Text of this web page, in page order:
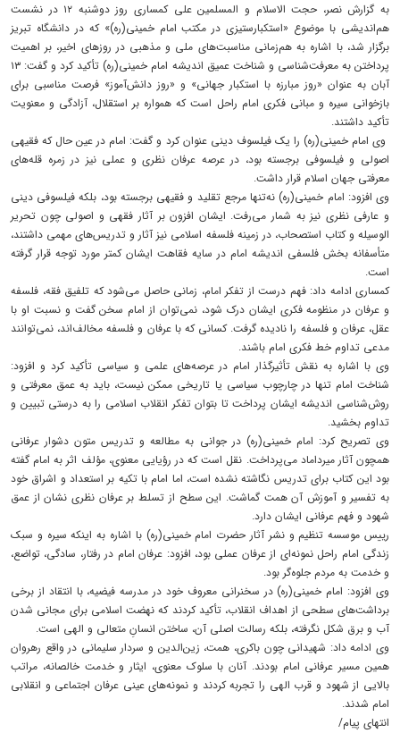
به گزارش نصر، حجت الاسلام و المسلمین علی کمساری روز دوشنبه ۱۲ در نشست
هم‌اندیشی با موضوع «استکبارستیزی در مکتب امام خمینی(ره)» که در دانشگاه تبریز
برگزار شد، با اشاره به هم‌زمانی مناسبت‌های ملی و مذهبی در روزهای اخیر، بر اهمیت
پرداختن به معرفت‌شناسی و شناخت عمیق اندیشه امام خمینی(ره) تأکید کرد و گفت: ۱۳
آبان به عنوان «روز مبارزه با استکبار جهانی» و «روز دانش‌آموز» فرصت مناسبی برای
بازخوانی سیره و مبانی فکری امام راحل است که همواره بر استقلال، آزادگی و معنویت
تأکید داشتند.
وی امام خمینی(ره) را یک فیلسوف دینی عنوان کرد و گفت: امام در عین حال که فقیهی
اصولی و فیلسوفی برجسته بود، در عرصه عرفان نظری و عملی نیز در زمره قله‌های
معرفتی جهان اسلام قرار داشت.
وی افزود: امام خمینی(ره) نه‌تنها مرجع تقلید و فقیهی برجسته بود، بلکه فیلسوفی دینی
و عارفی نظری نیز به شمار می‌رفت. ایشان افزون بر آثار فقهی و اصولی چون تحریر
الوسیله و کتاب استصحاب، در زمینه فلسفه اسلامی نیز آثار و تدریس‌های مهمی داشتند،
متأسفانه بخش فلسفی اندیشه امام در سایه فقاهت ایشان کمتر مورد توجه قرار گرفته
است.
کمساری ادامه داد: فهم درست از تفکر امام، زمانی حاصل می‌شود که تلفیق فقه، فلسفه
و عرفان در منظومه فکری ایشان درک شود، نمی‌توان از امام سخن گفت و نسبت او با
عقل، عرفان و فلسفه را نادیده گرفت. کسانی که با عرفان و فلسفه مخالف‌اند، نمی‌توانند
مدعی تداوم خط فکری امام باشند.
وی با اشاره به نقش تأثیرگذار امام در عرصه‌های علمی و سیاسی تأکید کرد و افزود:
شناخت امام تنها در چارچوب سیاسی یا تاریخی ممکن نیست، باید به عمق معرفتی و
روش‌شناسی اندیشه ایشان پرداخت تا بتوان تفکر انقلاب اسلامی را به درستی تبیین و
تداوم بخشید.
وی تصریح کرد: امام خمینی(ره) در جوانی به مطالعه و تدریس متون دشوار عرفانی
همچون آثار میرداماد می‌پرداخت. نقل است که در رؤیایی معنوی، مؤلف اثر به امام گفته
بود این کتاب برای تدریس نگاشته نشده است، اما امام با تکیه بر استعداد و اشراق خود
به تفسیر و آموزش آن همت گماشت. این سطح از تسلط بر عرفان نظری نشان از عمق
شهود و فهم عرفانی ایشان دارد.
رییس موسسه تنظیم و نشر آثار حضرت امام خمینی(ره) با اشاره به اینکه سیره و سبک
زندگی امام راحل نمونه‌ای از عرفان عملی بود، افزود: عرفان امام در رفتار، سادگی، تواضع،
و خدمت به مردم جلوه‌گر بود.
وی افزود: امام خمینی(ره) در سخنرانی معروف خود در مدرسه فیضیه، با انتقاد از برخی
برداشت‌های سطحی از اهداف انقلاب، تأکید کردند که نهضت اسلامی برای مجانی شدن
آب و برق شکل نگرفته، بلکه رسالت اصلی آن، ساختن انسانِ متعالی و الهی است.
وی ادامه داد: شهیدانی چون باکری، همت، زین‌الدین و سردار سلیمانی در واقع رهروان
همین مسیر عرفانی امام بودند. آنان با سلوک معنوی، ایثار و خدمت خالصانه، مراتب
بالایی از شهود و قرب الهی را تجربه کردند و نمونه‌های عینی عرفان اجتماعی و انقلابی
امام شدند.
انتهای پیام/